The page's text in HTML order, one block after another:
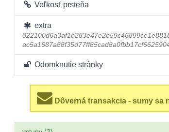
Veľkosť prsteňa
extra
Odomknutie stránky
Dôverná transakcia - sumy sa